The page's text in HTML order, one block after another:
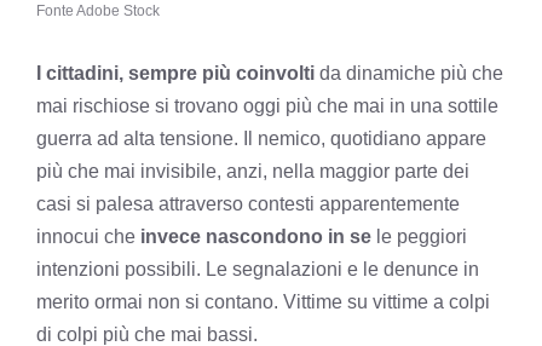
Fonte Adobe Stock
I cittadini, sempre più coinvolti da dinamiche più che
mai rischiose si trovano oggi più che mai in una sottile
guerra ad alta tensione. Il nemico, quotidiano appare
più che mai invisibile, anzi, nella maggior parte dei
casi si palesa attraverso contesti apparentemente
innocui che invece nascondono in se le peggiori
intenzioni possibili. Le segnalazioni e le denunce in
merito ormai non si contano. Vittime su vittime a colpi
di colpi più che mai bassi.